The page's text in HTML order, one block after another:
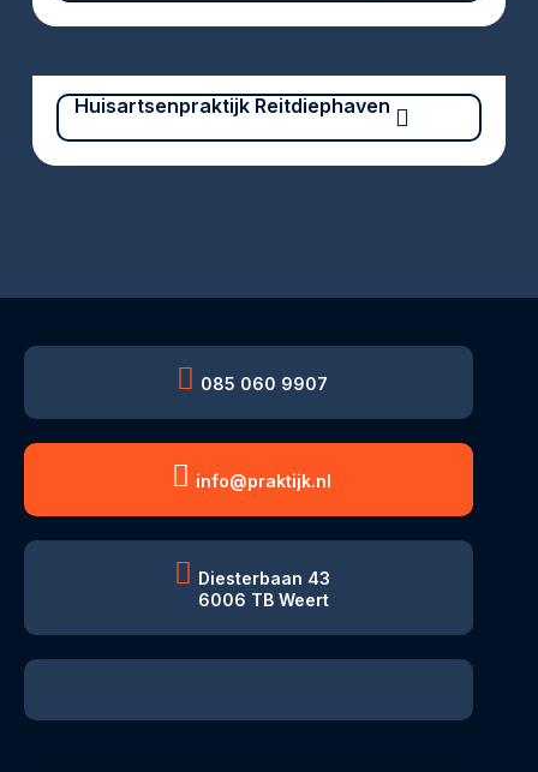
Huisartsenpraktijk Reitdiephaven
085 060 9907
info@praktijk.nl
Diesterbaan 43
6006 TB Weert